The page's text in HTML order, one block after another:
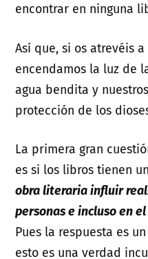
encontrar en ninguna
Así que, si os atrevéis
encendamos la luz de
agua bendita y
protección de los
La primera gran
es si los libros tienen
obra literaria influir
personas e incluso en
Pues la respuesta es
esto es una verdad